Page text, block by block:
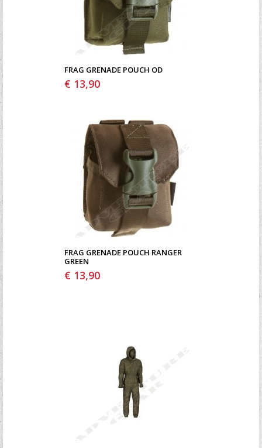
FRAG GRENADE POUCH OD
€ 13,90
FRAG GRENADE POUCH RANGER
GREEN
€ 13,90